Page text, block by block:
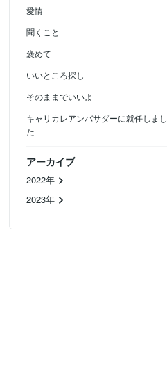
愛情
聞くこと
褒めて
いいところ探し
そのままでいいよ
キャリカレアンバサダーに就任しまし
た
アーカイブ
2022年
2023年